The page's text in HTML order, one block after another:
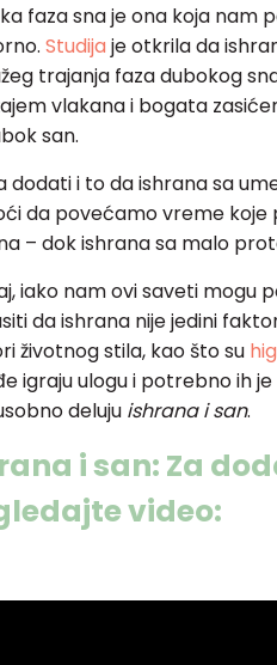
faza sna je ona koja nam
Studija je otkrila da
trajanja faza dubokog
vlakana i bogata
san.
dodati i to da ishrana sa
da povećamo vreme koje
– dok ishrana sa malo
iako nam ovi saveti mogu
da ishrana nije jedini
životnog stila, kao što su
igraju ulogu i potrebno ih
deluju ishrana i san.
i san: Za
video: